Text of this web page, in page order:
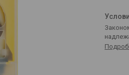
Законом не предусмотрен возврат и обмен данного товара